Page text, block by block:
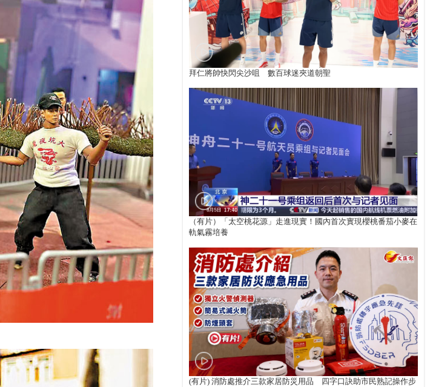
拜仁將帥快閃尖沙咀 數百球迷夾道朝聖
（有片）「太空桃花源」走進現實！國內首次實現櫻桃番茄小麥在
軌氣霧培養
(有片) 消防處推介三款家居防災用品 四字口訣助市民熟記操作步